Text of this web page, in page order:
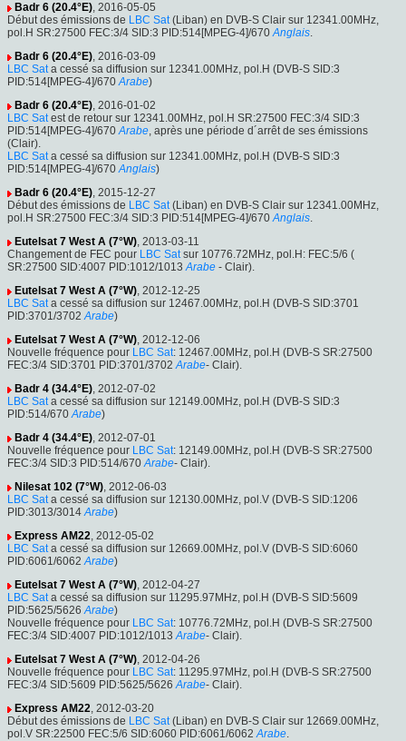
Badr 6 (20.4°E), 2016-05-05
Début des émissions de LBC Sat(Liban) en DVB-S Clair sur 12341.00MHz,
pol.H SR:27500 FEC:3/4 SID:3 PID:514[MPEG-4]/670 Anglais.
Badr 6 (20.4°E), 2016-03-09
LBC Sata cessé sa diffusion sur 12341.00MHz, pol.H (DVB-S SID:3
PID:514[MPEG-4]/670 Arabe)
Badr 6 (20.4°E), 2016-01-02
LBC Satest de retour sur 12341.00MHz, pol.H SR:27500 FEC:3/4 SID:3
PID:514[MPEG-4]/670 Arabe, après une période d´arrêt de ses émissions
(Clair).
LBC Sata cessé sa diffusion sur 12341.00MHz, pol.H (DVB-S SID:3
PID:514[MPEG-4]/670 Anglais)
Badr 6 (20.4°E), 2015-12-27
Début des émissions de LBC Sat(Liban) en DVB-S Clair sur 12341.00MHz,
pol.H SR:27500 FEC:3/4 SID:3 PID:514[MPEG-4]/670 Anglais.
Eutelsat 7 West A (7°W), 2013-03-11
Changement de FEC pour LBC Satsur 10776.72MHz, pol.H: FEC:5/6 (
SR:27500 SID:4007 PID:1012/1013 Arabe - Clair).
Eutelsat 7 West A (7°W), 2012-12-25
LBC Sata cessé sa diffusion sur 12467.00MHz, pol.H (DVB-S SID:3701
PID:3701/3702 Arabe)
Eutelsat 7 West A (7°W), 2012-12-06
Nouvelle fréquence pour LBC Sat: 12467.00MHz, pol.H (DVB-S SR:27500
FEC:3/4 SID:3701 PID:3701/3702 Arabe- Clair).
Badr 4 (34.4°E), 2012-07-02
LBC Sata cessé sa diffusion sur 12149.00MHz, pol.H (DVB-S SID:3
PID:514/670 Arabe)
Badr 4 (34.4°E), 2012-07-01
Nouvelle fréquence pour LBC Sat: 12149.00MHz, pol.H (DVB-S SR:27500
FEC:3/4 SID:3 PID:514/670 Arabe- Clair).
Nilesat 102 (7°W), 2012-06-03
LBC Sata cessé sa diffusion sur 12130.00MHz, pol.V (DVB-S SID:1206
PID:3013/3014 Arabe)
Express AM22, 2012-05-02
LBC Sata cessé sa diffusion sur 12669.00MHz, pol.V (DVB-S SID:6060
PID:6061/6062 Arabe)
Eutelsat 7 West A (7°W), 2012-04-27
LBC Sata cessé sa diffusion sur 11295.97MHz, pol.H (DVB-S SID:5609
PID:5625/5626 Arabe)
Nouvelle fréquence pour LBC Sat: 10776.72MHz, pol.H (DVB-S SR:27500
FEC:3/4 SID:4007 PID:1012/1013 Arabe- Clair).
Eutelsat 7 West A (7°W), 2012-04-26
Nouvelle fréquence pour LBC Sat: 11295.97MHz, pol.H (DVB-S SR:27500
FEC:3/4 SID:5609 PID:5625/5626 Arabe- Clair).
Express AM22, 2012-03-20
Début des émissions de LBC Sat(Liban) en DVB-S Clair sur 12669.00MHz,
pol.V SR:22500 FEC:5/6 SID:6060 PID:6061/6062 Arabe.